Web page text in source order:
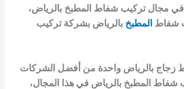
مجال تركيب شفاط المطبخ بالرياض،
شفاط المطبخبالرياض بشركةتركيب
زجاج بالرياض واحدة من أفضل الشركات
شفاط المطبخ بالرياض في هذا المجال،